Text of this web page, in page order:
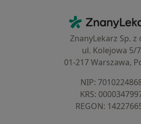
ZnanyLekarz Sp. z
ul. Kolejowa 5/7
01-217 Warszawa,
NIP:
KRS:
REGON: